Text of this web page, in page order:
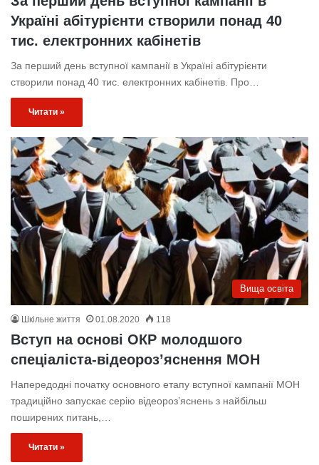
Україні абітурієнти створили понад 40
тис. електронних кабінетів
За перший день вступної кампанії в Україні абітурієнти
створили понад 40 тис. електронних кабінетів. Про…
Читати »
Вища освіта
Шкільне життя 01.08.2020 118
Вступ на основі ОКР молодшого
спеціаліста-відеороз’яснення МОН
Напередодні початку основного етапу вступної кампанії МОН
традиційно запускає серію відеороз’яснень з найбільш
поширених питань,…
Читати »